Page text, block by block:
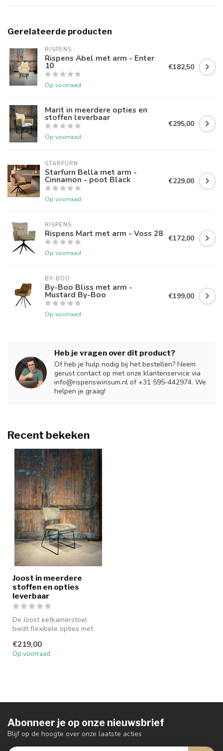
Gerelateerde producten
RISPENS
Rispens Abel met arm - Enter
10
Op voorraad
€182,50
Marit in meerdere opties en
stoffen leverbaar
Op voorraad
€295,00
STARFURN
Starfurn Bella met arm -
Cinnamon - poot Black
Op voorraad
€229,00
RISPENS
Rispens Mart met arm - Voss 28
Op voorraad
€172,00
BY-BOO
By-Boo Bliss met arm -
Mustard By-Boo
Op voorraad
€199,00
Heb je vragen over dit product?
Of heb je hulp nodig bij het bestellen? Neem
gerust contact op met onze klantenservice via
info@rispenswinsum.nl of +31 595-442974. We
helpen je graag!
Recent bekeken
Joost in meerdere
stoffen en opties
leverbaar
De Joost eetkamerstoel
biedt flexibele opties met
armleunin...
€219,00
Op voorraad
Abonneer je op onze nieuwsbrief
Blijf op de hoogte over onze laatste acties